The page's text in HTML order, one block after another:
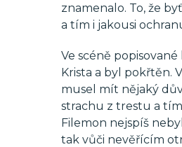
znamenalo. To, že
a tím i jakousi
Ve scéně
Krista a byl pokřtěn.
musel mít nějaký
strachu z trestu a
Filemon nejspíš
tak vůči nevěřícím